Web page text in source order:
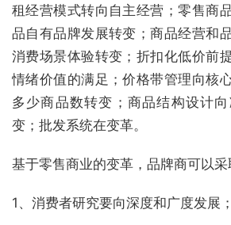
租经营模式转向自主经营；零售商
品自有品牌发展转变；商品经营和
消费场景体验转变；折扣化低价前
情绪价值的满足；价格带管理向核
多少商品数转变；商品结构设计
变；批发系统在变革。
基于零售商业的变革，品牌商可以采
1、消费者研究要向深度和广度发展；